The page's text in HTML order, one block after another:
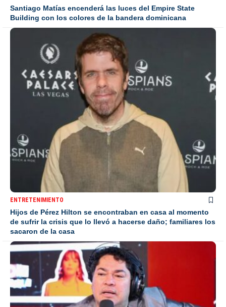
Santiago Matías encenderá las luces del Empire State
Building con los colores de la bandera dominicana
ENTRETENIMIENTO
Hijos de Pérez Hilton se encontraban en casa al momento
de sufrir la crisis que lo llevó a hacerse daño; familiares los
sacaron de la casa